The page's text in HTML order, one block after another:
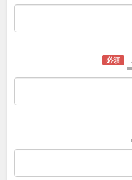
必須